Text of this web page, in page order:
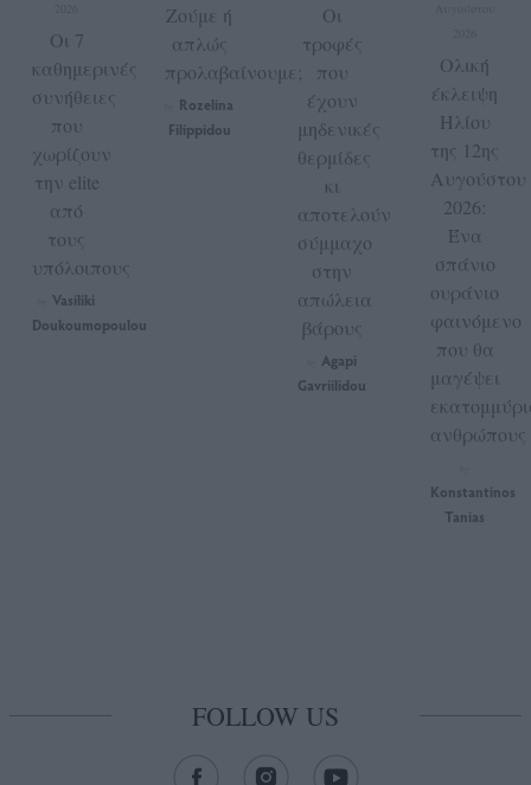
Οι 7
καθημερινές
συνήθειες
που
χωρίζουν
την elite
από
τους
υπόλοιπους
Vasiliki
Doukoumopoulou
Ζούμε ή
απλώς
προλαβαίνουμε;
Rozelina
Filippidou
Οι
τροφές
που
έχουν
μηδενικές
θερμίδες
κι
αποτελούν
σύμμαχο
στην
απώλεια
βάρους
Agapi
Gavriilidou
Ολική
έκλειψη
Ηλίου
της 12ης
Αυγούστου
2026:
Ένα
σπάνιο
ουράνιο
φαινόμενο
που θα
μαγέψει
ανθρώπους
Konstantinos
Tanias
FOLLOW US